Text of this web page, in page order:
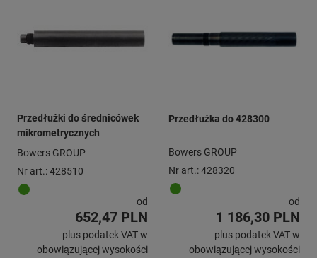
Przedłużki do średnicówek
mikrometrycznych
Bowers GROUP
Nr art.: 428510
od
652,47 PLN
plus podatek VAT w
obowiązującej wysokości
Przedłużka do 428300
Bowers GROUP
Nr art.: 428320
od
1 186,30 PLN
plus podatek VAT w
obowiązującej wysokości